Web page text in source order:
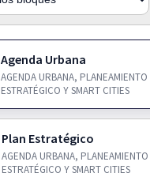
Agenda Urbana
AGENDA URBANA, PLANEAMIENTO
ESTRATÉGICO Y SMART CITIES
Plan Estratégico
AGENDA URBANA, PLANEAMIENTO
ESTRATÉGICO Y SMART CITIES